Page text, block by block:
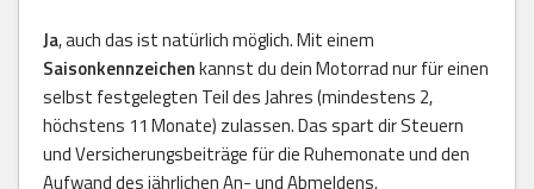
Ja, auch das ist natürlich möglich. Mit einem
Saisonkennzeichenkannst du dein Motorrad nur für einen
selbst festgelegten Teil des Jahres (mindestens 2,
höchstens 11 Monate) zulassen. Das spart dir Steuern
und Versicherungsbeiträge für die Ruhemonate und den
Aufwand des jährlichen An- und Abmeldens.